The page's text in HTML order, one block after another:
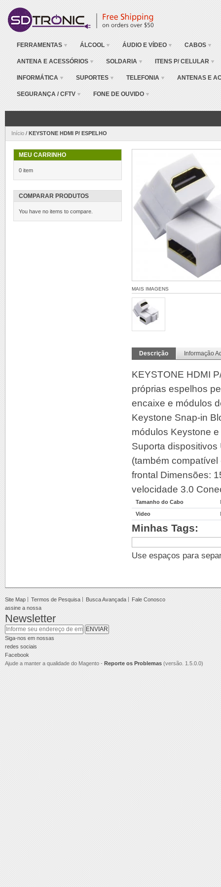
FERRAMENTAS ÁLCOOL ÁUDIO E VÍDEO CABOS
ANTENA E ACESSÓRIOS SOLDARIA ITENS P/ CELULAR
INFORMÁTICA SUPORTES TELEFONIA ANTENAS E
SEGURANÇA / CFTV FONE DE OUVIDO
Início / KEYSTONE HDMI P/ ESPELHO
MAIS IMAGENS
Descrição Informação
KEYSTONE HDMI
próprias espelhos
encaixe e módulos
Keystone Snap-in
módulos Keystone
Suporta
(também
frontal Dimensões:
velocidade 3.0
Tamanho do Cabo
Video
Minhas Tags:
Use espaços para
MEU CARRINHO
0 item
COMPARAR PRODUTOS
You have no items to compare.
Site Map Termos de Pesquisa Busca Avançada
Fale Conosco
assine a nossa
Newsletter
ENVIAR
Siga-nos em nossas
redes sociais
Facebook
Ajude a manter a qualidade do Magento - Reporte os Problemas (versão. 1.5.0.0)